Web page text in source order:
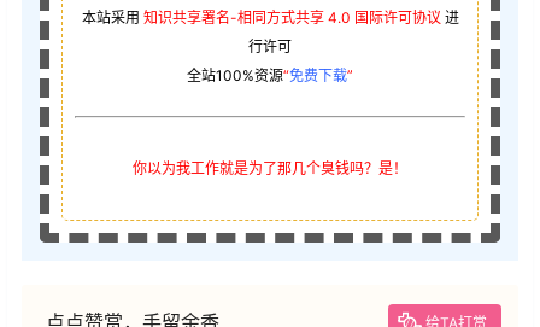
本站采用 知识共享署名-相同方式共享 4.0 国际许可协议 进
行许可
全站100%资源“免费下载”
你以为我工作就是为了那几个臭钱吗？是！
给TA打赏